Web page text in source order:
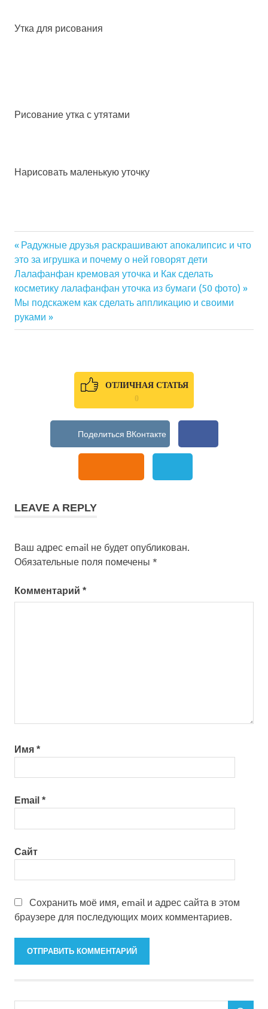
Утка для рисования
Рисование утка с утятами
Нарисовать маленькую уточку
Навигация
по
записям
Previous
Post:
Радужные друзья раскрашивают апокалипсис и что
это за игрушка и почему о ней говорят дети
Next
Post:
Лалафанфан кремовая уточка и Как сделать
косметику лалафанфан уточка из бумаги (50 фото) »
Мы подскажем как сделать аппликацию и своими
руками
ОТЛИЧНАЯ СТАТЬЯ
0
LEAVE A REPLY
Ваш адрес email не будет опубликован.
Обязательные поля помечены *
Комментарий *
Имя *
Email *
Сайт
Сохранить моё имя, email и адрес сайта в этом
браузере для последующих моих комментариев.